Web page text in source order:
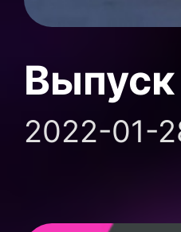
2022-01-